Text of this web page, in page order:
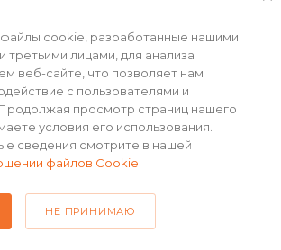
MiMall® • Не является публичной
офертой • 2026 г.
cookie, разработанные нашими
третьими лицами, для анализа
веб-сайте, что позволяет нам
с пользователями и
просмотр страниц нашего
условия его использования.
сведения смотрите в нашей
файлов Cookie
НЕ ПРИНИМАЮ